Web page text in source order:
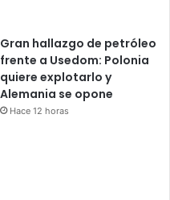
Gran hallazgo de petróleo
frente a Usedom: Polonia
quiere explotarlo y
Alemania se opone
Hace 12 horas